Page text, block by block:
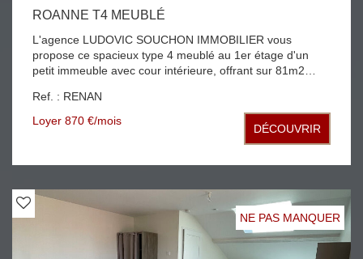
ROANNE T4 MEUBLÉ
L'agence LUDOVIC SOUCHON IMMOBILIER vous
propose ce spacieux type 4 meublé au 1er étage d'un
petit immeuble avec cour intérieure, offrant sur 81m2
chambres avec rangements, séjour salon, salle de bains
et WC grande terrasse couverte pour profiter de
Ref. : RENAN
Loyer 870 €/mois
DÉCOUVRIR
NE PAS MANQUER